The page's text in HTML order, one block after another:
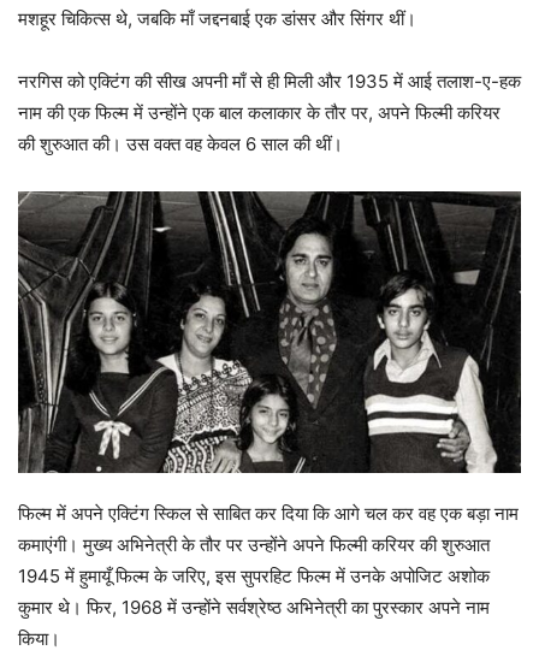
मशहूर चिकित्स थे, जबकि माँ जद्दनबाई एक डांसर और सिंगर थीं।
नरगिस को एक्टिंग की सीख अपनी माँ से ही मिली और 1935 में आई तलाश-ए-हक
नाम की एक फिल्म में उन्होंने एक बाल कलाकार के तौर पर, अपने फिल्मी करियर
की शुरुआत की। उस वक्त वह केवल 6 साल की थीं।
फिल्म में अपने एक्टिंग स्किल से साबित कर दिया कि आगे चल कर वह एक बड़ा नाम
कमाएंगी। मुख्य अभिनेत्री के तौर पर उन्होंने अपने फिल्मी करियर की शुरुआत
1945 में हुमायूँ फिल्म के जरिए, इस सुपरहिट फिल्म में उनके अपोजिट अशोक
कुमार थे। फिर, 1968 में उन्होंने सर्वश्रेष्ठ अभिनेत्री का पुरस्कार अपने नाम
किया।